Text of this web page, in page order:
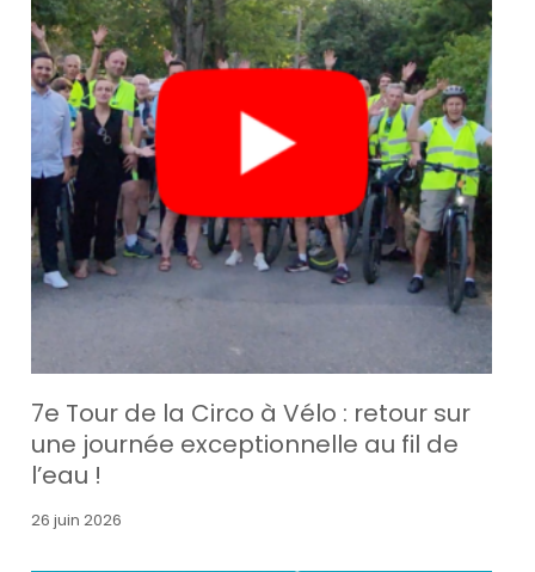
7e Tour de la Circo à Vélo : retour sur
une journée exceptionnelle au fil de
l’eau !
26 juin 2026